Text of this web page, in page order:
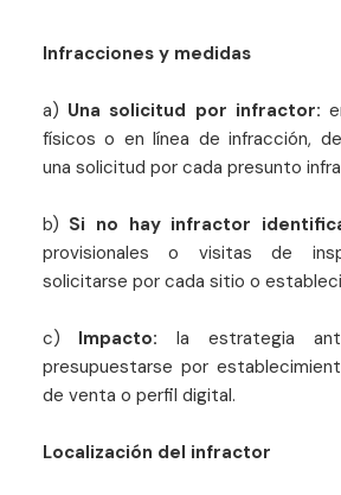
Infracciones y medidas
a) Una solicitud por infractor:
físicos o en línea de infracción,
una solicitud por cada presunto
b) Si no hay infractor
provisionales o visitas de
solicitarse por cada sitio o
c) Impacto: la estrategia
presupuestarse por
de venta o perfil digital.
Localización del infractor